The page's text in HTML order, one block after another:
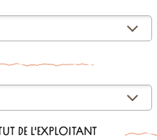
DE L'EXPLOITANT